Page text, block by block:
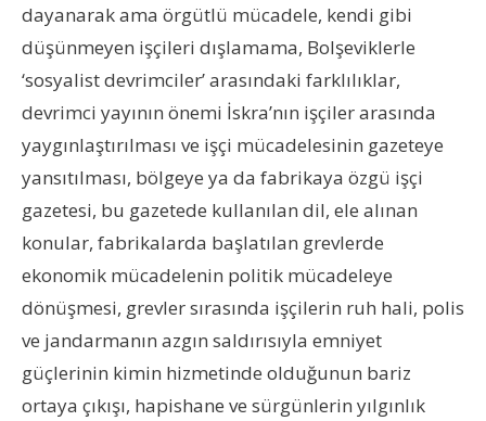
dayanarak ama örgütlü mücadele, kendi gibi
düşünmeyen işçileri dışlamama, Bolşeviklerle
‘sosyalist devrimciler’ arasındaki farklılıklar,
devrimci yayının önemi İskra’nın işçiler arasında
yaygınlaştırılması ve işçi mücadelesinin gazeteye
yansıtılması, bölgeye ya da fabrikaya özgü işçi
gazetesi, bu gazetede kullanılan dil, ele alınan
konular, fabrikalarda başlatılan grevlerde
ekonomik mücadelenin politik mücadeleye
dönüşmesi, grevler sırasında işçilerin ruh hali, polis
ve jandarmanın azgın saldırısıyla emniyet
güçlerinin kimin hizmetinde olduğunun bariz
ortaya çıkışı, hapishane ve sürgünlerin yılgınlık